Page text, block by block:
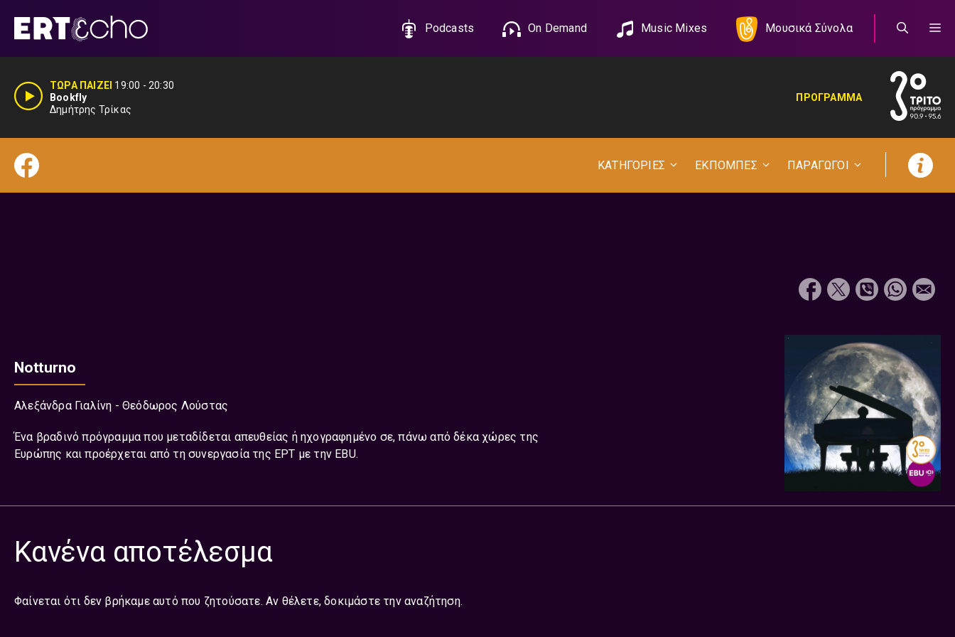
περιεχόμενο
Podcasts On Demand Music Mixes Μουσικά Σύνολα
ΤΩΡΑ ΠΑΙΖΕΙ 19:00 -20:30
Bookfly
Δημήτρης Τρίκας
ΠΡΟΓΡΑΜΜΑ
ΚΑΤΗΓΟΡΙΕΣ ΕΚΠΟΜΠΕΣ ΠΑΡΑΓΩΓΟΙ
Notturno
Αλεξάνδρα Γιαλίνη Θεόδωρος Λούστας
Ένα βραδινό πρόγραμμα που μεταδίδεται απευθείας ή ηχογραφημένο σε, πάνω από δέκα χώρες της
Ευρώπης και προέρχεται από τη συνεργασία της ΕΡΤ με την EBU.
Κανένα αποτέλεσμα
Φαίνεται ότι δεν βρήκαμε αυτό που ζητούσατε. Αν θέλετε, δοκιμάστε την αναζήτηση.